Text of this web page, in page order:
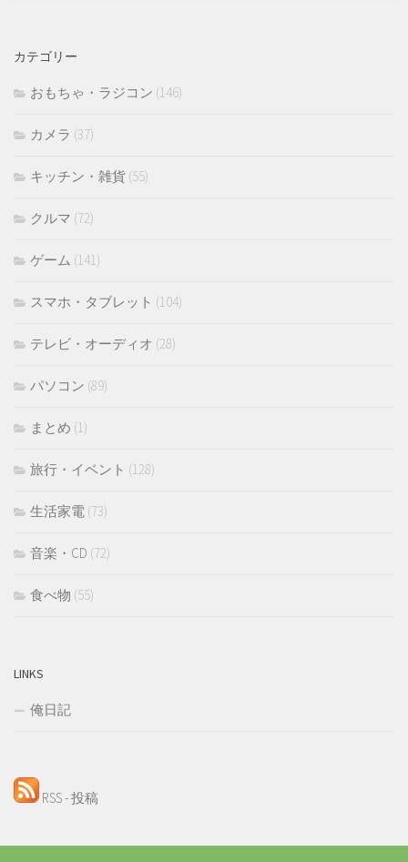
ブ
カテゴリー
おもちゃ・ラジコン (146)
カメラ (37)
キッチン・雑貨 (55)
クルマ (72)
ゲーム (141)
スマホ・タブレット (104)
テレビ・オーディオ (28)
パソコン (89)
まとめ (1)
旅行・イベント (128)
生活家電 (73)
音楽・CD (72)
食べ物 (55)
LINKS
俺日記
RSS - 投稿